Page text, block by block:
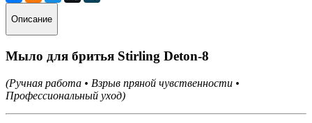
Описание
Мыло для бритья Stirling Deton-8
(Ручная работа • Взрыв пряной чувственности •
Профессиональный уход)